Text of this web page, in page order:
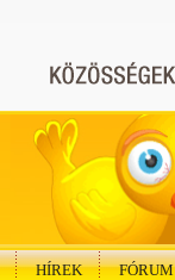
HÍREK FÓRUM